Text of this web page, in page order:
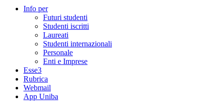
Info per
Futuri studenti
Studenti iscritti
Laureati
Studenti internazionali
Personale
Enti e Imprese
Esse3
Rubrica
Webmail
App Uniba